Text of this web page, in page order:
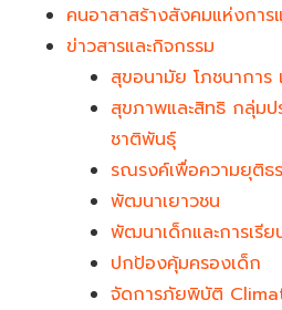
คนอาสาสร้างสังคมแห่งการ
ข่าวสารและกิจกรรม
สุขอนามัย โภชนาการ
สุขภาพและสิทธิ กลุ่มป
ชาติพันธุ์
รณรงค์เพื่อความยุติธ
พัฒนาเยาวชน
พัฒนาเด็กและการเรีย
ปกป้องคุ้มครองเด็ก
จัดการภัยพิบัติ